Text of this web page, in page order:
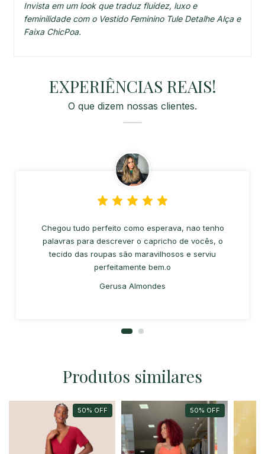
Invista em um look que traduz fluidez, luxo e
feminilidade com o Vestido Feminino Tule Detalhe Alça e
Faixa ChicPoa.
EXPERIÊNCIAS REAIS!
O que dizem nossas clientes.
Chegou tudo perfeito como esperava, nao tenho
palavras para descrever o capricho de vocês, o
tecido das roupas são maravilhosos e serviu
perfeitamente bem.o
Gerusa Almondes
Produtos similares
50% OFF 50% OFF